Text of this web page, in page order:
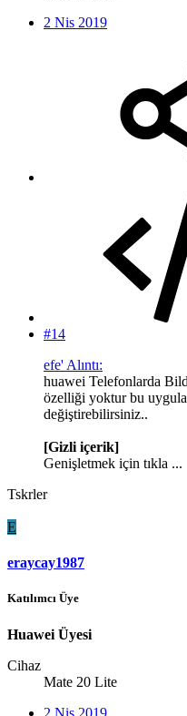
2 Nis 2019
#14
efe' Alıntı:
huawei Telefonlarda
özelliği yoktur bu
değiştirebilirsiniz..
[Gizli içerik]
Genişletmek için tıkla ...
Tskrler
E
eraycay1987
Katılımcı Üye
Huawei Üyesi
Cihaz
Mate 20 Lite
2 Nis 2019